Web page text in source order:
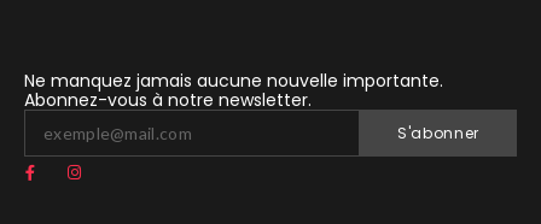
Ne manquez jamais aucune nouvelle importante.
Abonnez-vous à notre newsletter.
S'abonner